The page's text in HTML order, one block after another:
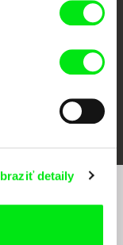
detaily
o našom